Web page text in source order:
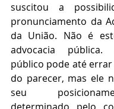
suscitou a
pronunciamento da
da União. Não é
advocacia pública.
público pode até
do parecer, mas ele
seu